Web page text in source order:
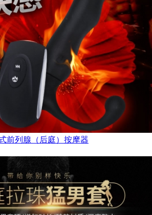
前列腺（后庭）按摩器